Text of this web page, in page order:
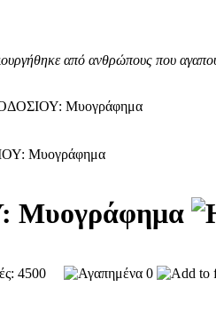
από ανθρώπους που
Μυογράφημα
Μυογράφημα
Μυογράφημα
4500
0